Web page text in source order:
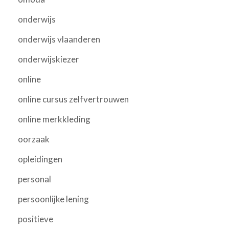
onderwijs
onderwijs vlaanderen
onderwijskiezer
online
online cursus zelfvertrouwen
online merkkleding
oorzaak
opleidingen
personal
persoonlijke lening
positieve